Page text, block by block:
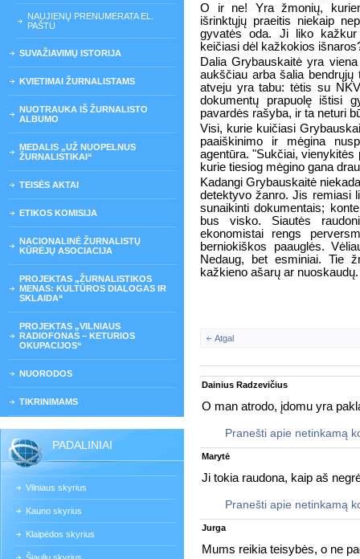
NAUJIENŲ PRENUMERATA EL.
PAŠTU
SUVAŽIAVIMŲ ISTORIJA
KVIETIMAI ŽURNALISTAMS
NUOTRAUKA IŠ ŽURNALISTO
ALBUMO
MEDALIS „UŽ NUOPELNUS
ŽURNALISTIKAI“
TEISĖS AKTAI
ETIKOS KOMISIJA
NACIONALINĖ ŽURNALISTŲ
KŪRĖJŲ ASOCIACIJA
PROJEKTAS „ŽURNALISTIKOS
MENAS: KULTŪROS DIALOGAS IR
SKLAIDA“
PROJEKTAS „VILNIAUS
RADIOFONAS – KETURIOS
OKUPACIJOS“
NUORODOS
TIKRINIMAMS
PADALINIAI
Vilniaus skyrius
Kauno skyrius
Klaipėdos skyrius
O ir ne! Yra žmonių,
išrinktųjų praeitis niekaip
gyvatės oda. Ji liko kažkur
keičiasi dėl kažkokios
Dalia Grybauskaitė yra
aukščiau arba šalia
atveju yra tabu: tėtis su
dokumentų prapuolę ištisi
pavardės rašyba, ir ta neturi
Visi, kurie kuičiasi
paaiškinimo ir mėgina
agentūra. "Sukčiai,
kurie tiesiog mėgino gana
Kadangi Grybauskaitė
detektyvo žanro. Jis remiasi
sunaikinti dokumentais;
bus visko. Siautės
ekonomistai rengs
berniokiškos paauglės.
Nedaug, bet esminiai. Tie
kažkieno ašarų ar
Atgal
Dainius Radzevičius
O man atrodo, įdomu yra
Pranešti apie netinkamą
Marytė
Ji tokia raudona, kaip aš
Pranešti apie netinkamą
Jurga
Mums reikia teisybės, o ne